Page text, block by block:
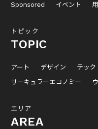
Sponsored
イベント
トピック
TOPIC
アート デザイン テック
サーキュラーエコノミー
エリア
AREA